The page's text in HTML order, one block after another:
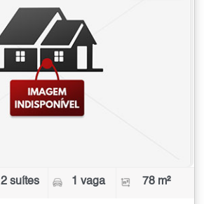
2 suítes 1 vaga 78 m²